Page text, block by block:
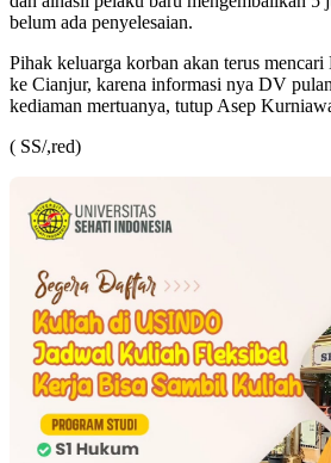
belum ada penyelesaian.
Pihak keluarga korban akan terus
ke Cianjur, karena informasi nya DV
kediaman mertuanya, tutup Asep
( SS/,red)